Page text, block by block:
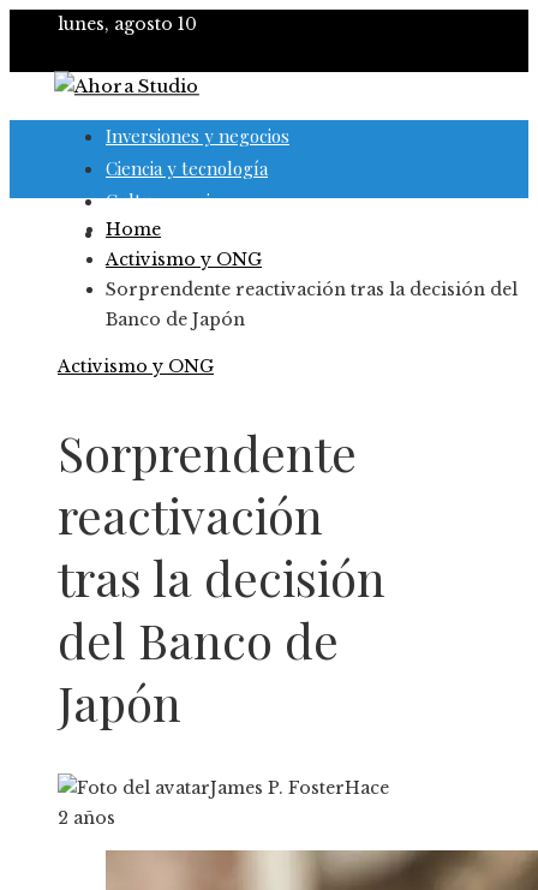
lunes, agosto 10
Inversiones y negocios
Ciencia y tecnología
Cultura y ocio
Responsabilidad social
Home
Activismo y ONG
Sorprendente reactivación tras la decisión del
Banco de Japón
Activismo y ONG
Sorprendente
reactivación
tras la decisión
del Banco de
Japón
James P. FosterHace
2 años